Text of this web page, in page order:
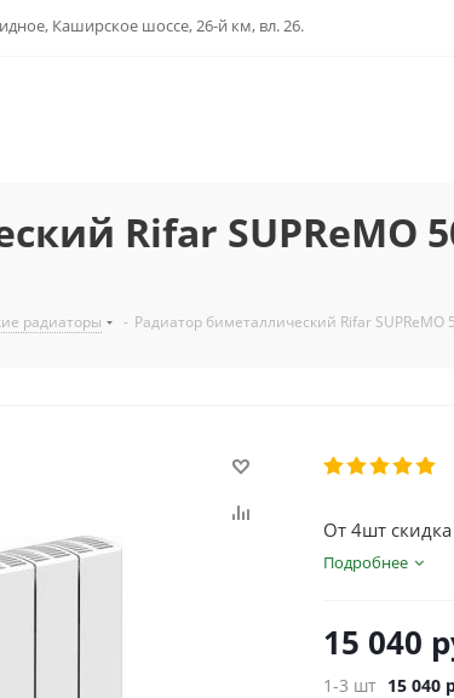
Каширское шоссе, 26-й км, вл. 26.
Rifar SUPReMO
радиаторы - Радиатор биметаллический Rifar
От 4шт скидка
Подробнее
15 040
1-3 шт 15 040